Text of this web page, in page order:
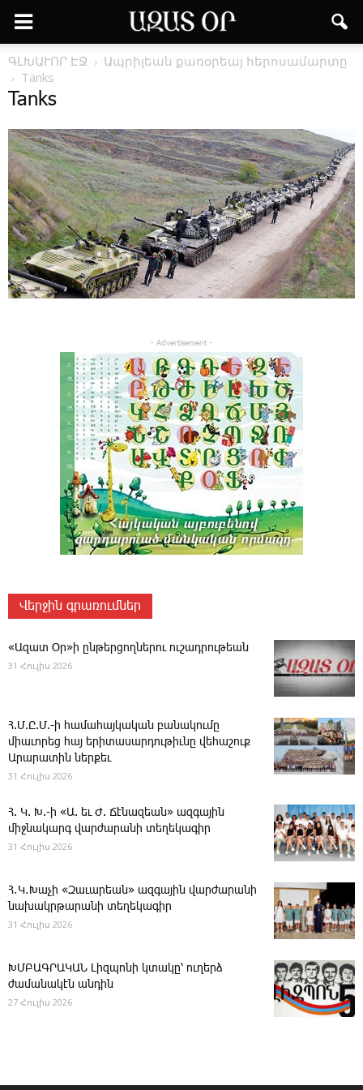
ԳԼԽԱՒՈՐ ԷՋ
Ապ­րի­լեան քա­ռօ­րեայ հե­րո­սա­մար­տը
Tanks
Tanks
- Advertisement -
Վերջին գրառումներ
«Ազատ Օր»ի ընթերցողներու ուշադրութեան
31 Հուլիս 2026
Հ.Մ.Ը.Մ.-ի համահայկական բանակումը
միաւորեց հայ երիտասարդութիւնը վեհաշուք
Արարատին ներքեւ
31 Հուլիս 2026
Հ. Կ. Խ.-ի «Ա. եւ Ժ. ­Ճէնազեան» ազգային
միջնակարգ վարժարանի տեղեկագիր
31 Հուլիս 2026
Հ․Կ․Խաչի «Զաւարեան» ազգային վարժարանի
նախակրթարանի տեղեկագիր
31 Հուլիս 2026
ԽՄԲԱԳՐԱԿԱՆ ­Լիզպոնի կտակը՝ ուղերձ
ժամանակէն անդին
27 Հուլիս 2026